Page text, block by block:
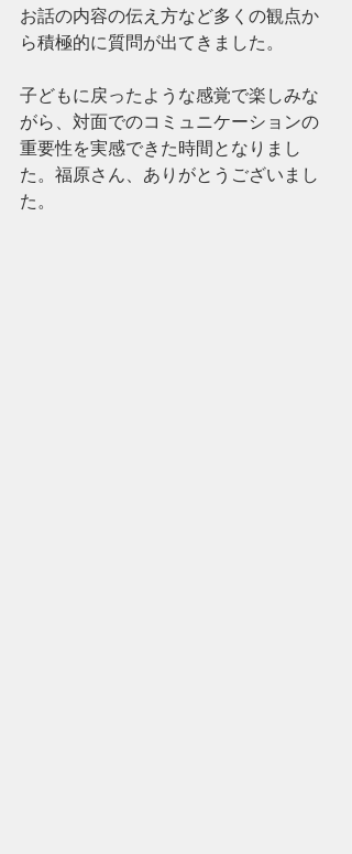
お話の内容の伝え方など多くの観点か
ら積極的に質問が出てきました。
子どもに戻ったような感覚で楽しみな
がら、対面でのコミュニケーションの
重要性を実感できた時間となりまし
た。福原さん、ありがとうございまし
た。